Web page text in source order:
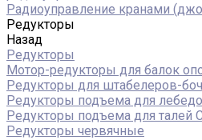
Радиоуправление кранами
Редукторы
Назад
Редукторы
Мотор-редукторы для балок
Редукторы для штабелеров-
Редукторы подъема для
Редукторы подъема для талей
Редукторы червячные